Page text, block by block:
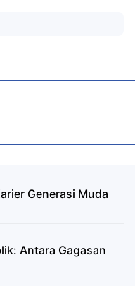
Generasi Muda
Antara Gagasan